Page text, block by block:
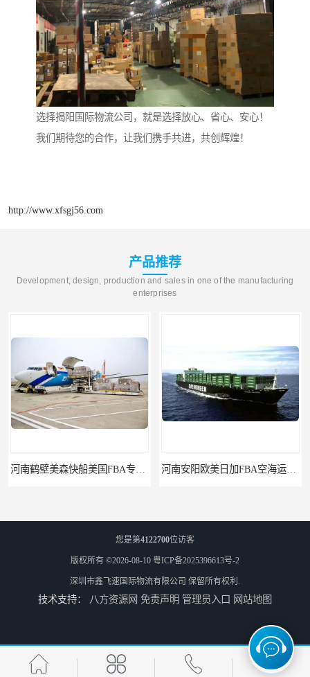
选择揭阳国际物流公司，就是选择放心、省心、安心！
我们期待您的合作，让我们携手共进，共创辉煌！
http://www.xfsgj56.com
产品推荐
Development, design, production and sales in one of the manufacturing
enterprises
河南安阳欧美日加FBA空海运入仓DHL快递代理当日提取 河南平顶山集运物流国际快递转运美国亚马逊加拿大日本英国德国法国
河南平顶山国际物流新马泰日韩菲律宾老挝缅甸印尼柬埔寨双清包税 河南濮阳直达美国欧洲到门国际快递药品口罩洗手液消毒水防护衣
您是第4122700位访客
版权所有 ©2026-08-10 粤ICP备2025396613号-2
深圳市鑫飞速国际物流有限公司 保留所有权利.
技术支持： 八方资源网 免责声明 管理员入口 网站地图